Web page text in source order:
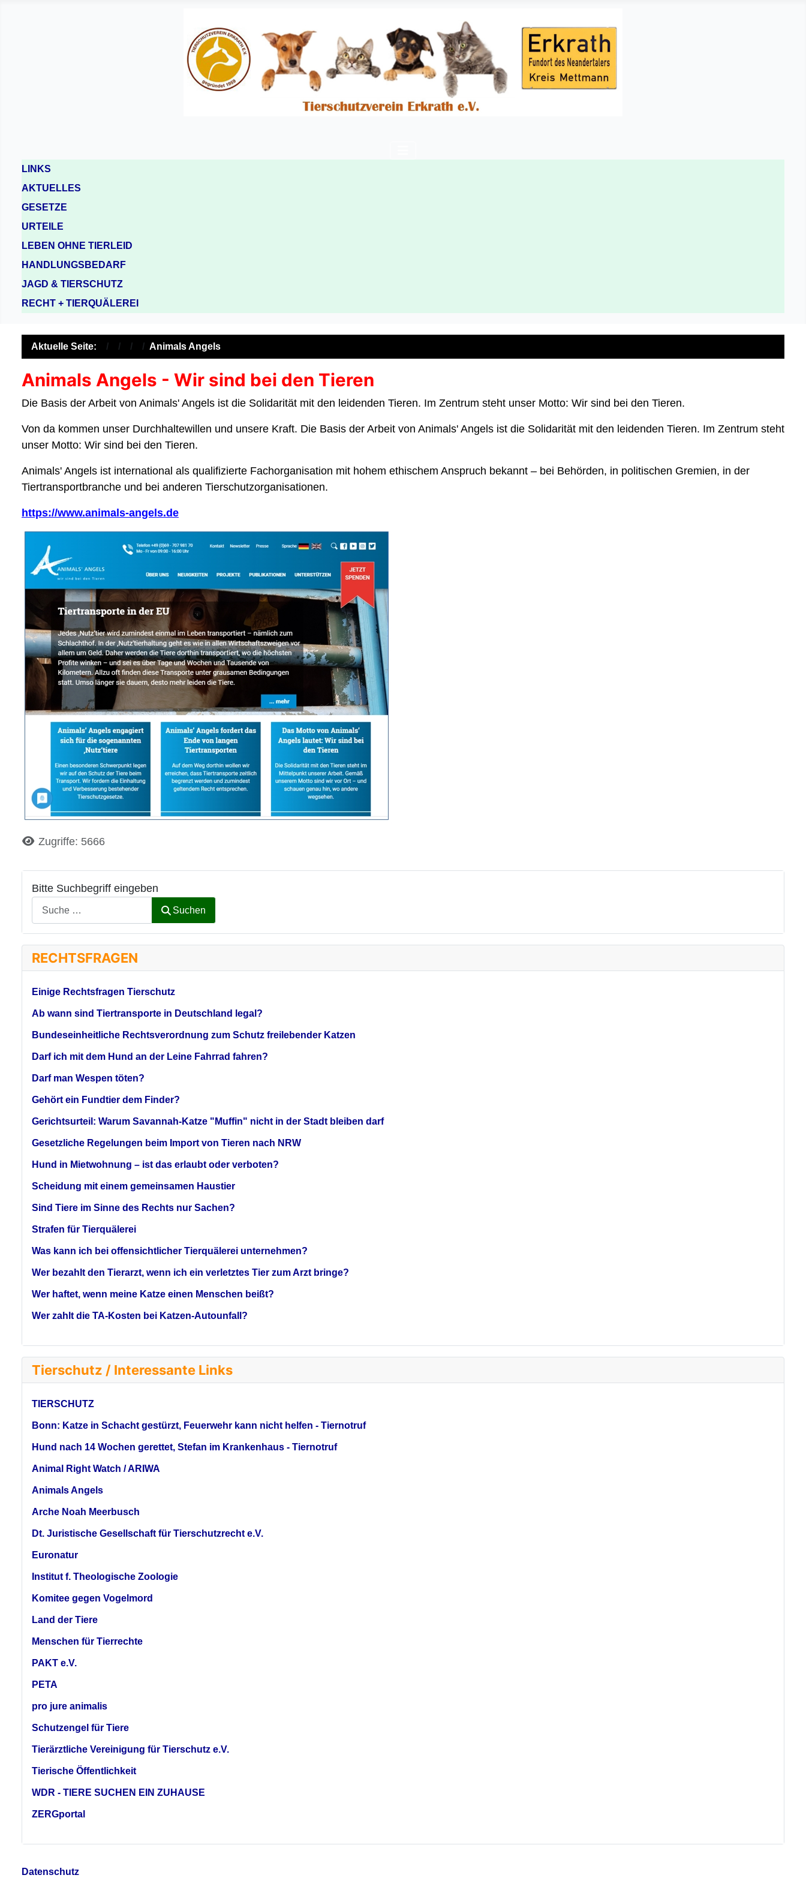
LINKS
AKTUELLES
GESETZE
URTEILE
LEBEN OHNE TIERLEID
HANDLUNGSBEDARF
JAGD & TIERSCHUTZ
RECHT + TIERQUÄLEREI
Bitte Suchbegriff eingeben
Suchen
RECHTSFRAGEN
Einige Rechtsfragen Tierschutz
Ab wann sind Tiertransporte in Deutschland legal?
Bundeseinheitliche Rechtsverordnung zum Schutz freilebender Katzen
Darf ich mit dem Hund an der Leine Fahrrad fahren?
Darf man Wespen töten?
Gehört ein Fundtier dem Finder?
Gerichtsurteil: Warum Savannah-Katze "Muffin" nicht in der Stadt bleiben darf
Gesetzliche Regelungen beim Import von Tieren nach NRW
Hund in Mietwohnung – ist das erlaubt oder verboten?
Scheidung mit einem gemeinsamen Haustier
Sind Tiere im Sinne des Rechts nur Sachen?
Strafen für Tierquälerei
Was kann ich bei offensichtlicher Tierquälerei unternehmen?
Wer bezahlt den Tierarzt, wenn ich ein verletztes Tier zum Arzt bringe?
Wer haftet, wenn meine Katze einen Menschen beißt?
Wer zahlt die TA-Kosten bei Katzen-Autounfall?
Tierschutz / Interessante Links
TIERSCHUTZ
Bonn: Katze in Schacht gestürzt, Feuerwehr kann nicht helfen - Tiernotruf
Hund nach 14 Wochen gerettet, Stefan im Krankenhaus - Tiernotruf
Animal Right Watch / ARIWA
Animals Angels
Arche Noah Meerbusch
Dt. Juristische Gesellschaft für Tierschutzrecht e.V.
Euronatur
Institut f. Theologische Zoologie
Komitee gegen Vogelmord
Land der Tiere
Menschen für Tierrechte
PAKT e.V.
PETA
pro jure animalis
Schutzengel für Tiere
Tierärztliche Vereinigung für Tierschutz e.V.
Tierische Öffentlichkeit
WDR - TIERE SUCHEN EIN ZUHAUSE
ZERGportal
Aktuelle Seite: Animals Angels
Animals Angels - Wir sind bei den Tieren
Die Basis der Arbeit von Animals' Angels ist die Solidarität mit den leidenden Tieren. Im Zentrum steht unser Motto: Wir sind bei den Tieren.
Von da kommen unser Durchhaltewillen und unsere Kraft. Die Basis der Arbeit von Animals' Angels ist die Solidarität mit den leidenden Tieren. Im Zentrum steht
unser Motto: Wir sind bei den Tieren.
Animals' Angels ist international als qualifizierte Fachorganisation mit hohem ethischem Anspruch bekannt – bei Behörden, in politischen Gremien, in der
Tiertransportbranche und bei anderen Tierschutzorganisationen.
https://www.animals-angels.de
DetailsZugriffe: 5666
Datenschutz